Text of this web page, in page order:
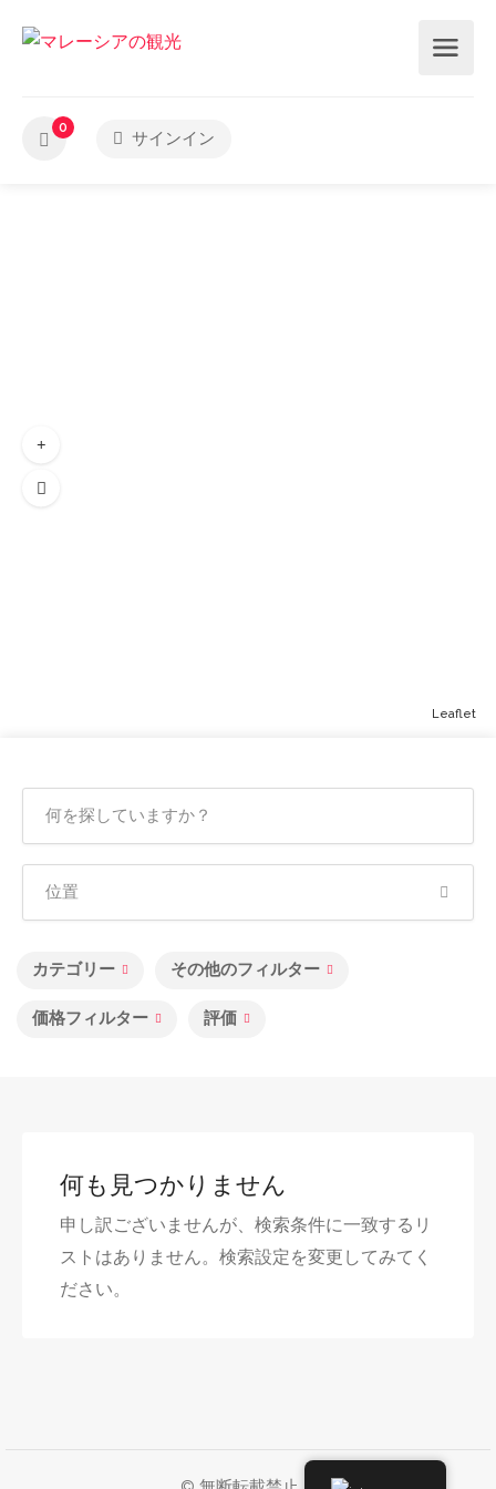
0
サインイン
カテゴリー その他のフィルター
価格フィルター 評価
何も見つかりません
申し訳ございませんが、検索条件に一致するリ
ストはありません。検索設定を変更してみてく
ださい。
Leaflet